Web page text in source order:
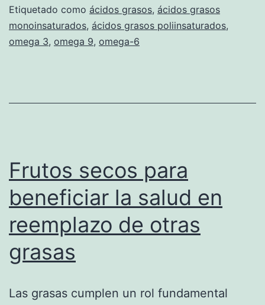
Etiquetado como ácidos grasos, ácidos grasos
monoinsaturados, ácidos grasos poliinsaturados,
omega 3, omega 9, omega-6
Frutos secos para
beneficiar la salud en
reemplazo de otras
grasas
Las grasas cumplen un rol fundamental